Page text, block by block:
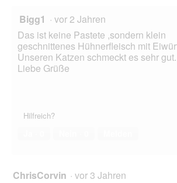
Bigg1 · vor 2 Jahren
Das ist keine Pastete ,sondern klein
geschnittenes Hühnerfleisch mit
Unseren Katzen schmeckt es sehr gut.
Liebe Grüße
Hilfreich?
ChrisCorvin · vor 3 Jahren